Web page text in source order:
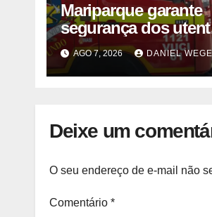
Mariparque garante
segurança dos
após acidente –
Observador
AGO 7, 2026 DANIEL WEGE
Deixe um
O seu endereço de e-mail não
Comentário *